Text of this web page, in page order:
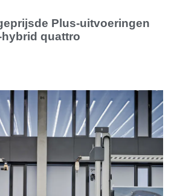
Plus-uitvoeringen
quattro